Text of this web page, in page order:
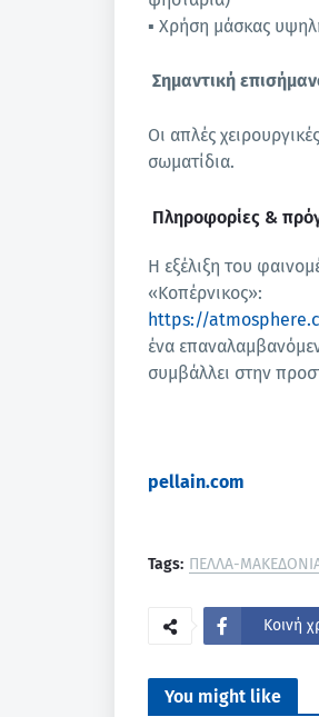
▪ Χρήση μάσκας
Σημαντική
Οι απλές
σωματίδια.
Πληροφορίες &
Η εξέλιξη του
«Κοπέρνικος»:
https://
ένα
συμβάλλει στην
pellain.com
Tags: ΠΕΛΛΑ-
Κοινή
You might like